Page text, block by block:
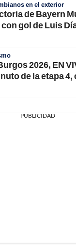
en el exterior
de Bayern
gol de Luis
2026, EN
de la etapa 4,
PUBLICIDAD